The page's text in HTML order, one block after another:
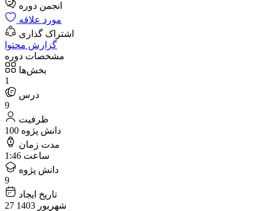
مورد علاقه
اشتراک گذاری
گزارش محتوا
مشخصات دوره
بخش‌ها
1
درس
9
ظرفیت
100 دانش پژوه
مدت زمان
1:46 ساعت
دانش پژوه
9
تاریخ ایجاد
27 شهریور 1403